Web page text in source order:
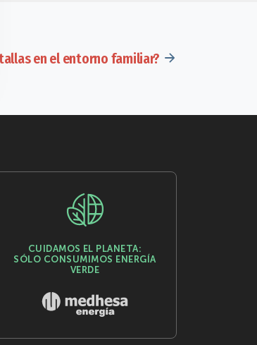
en el entorno familiar?
CUIDAMOS EL PLANETA:
SÓLO CONSUMIMOS ENERGÍA
VERDE